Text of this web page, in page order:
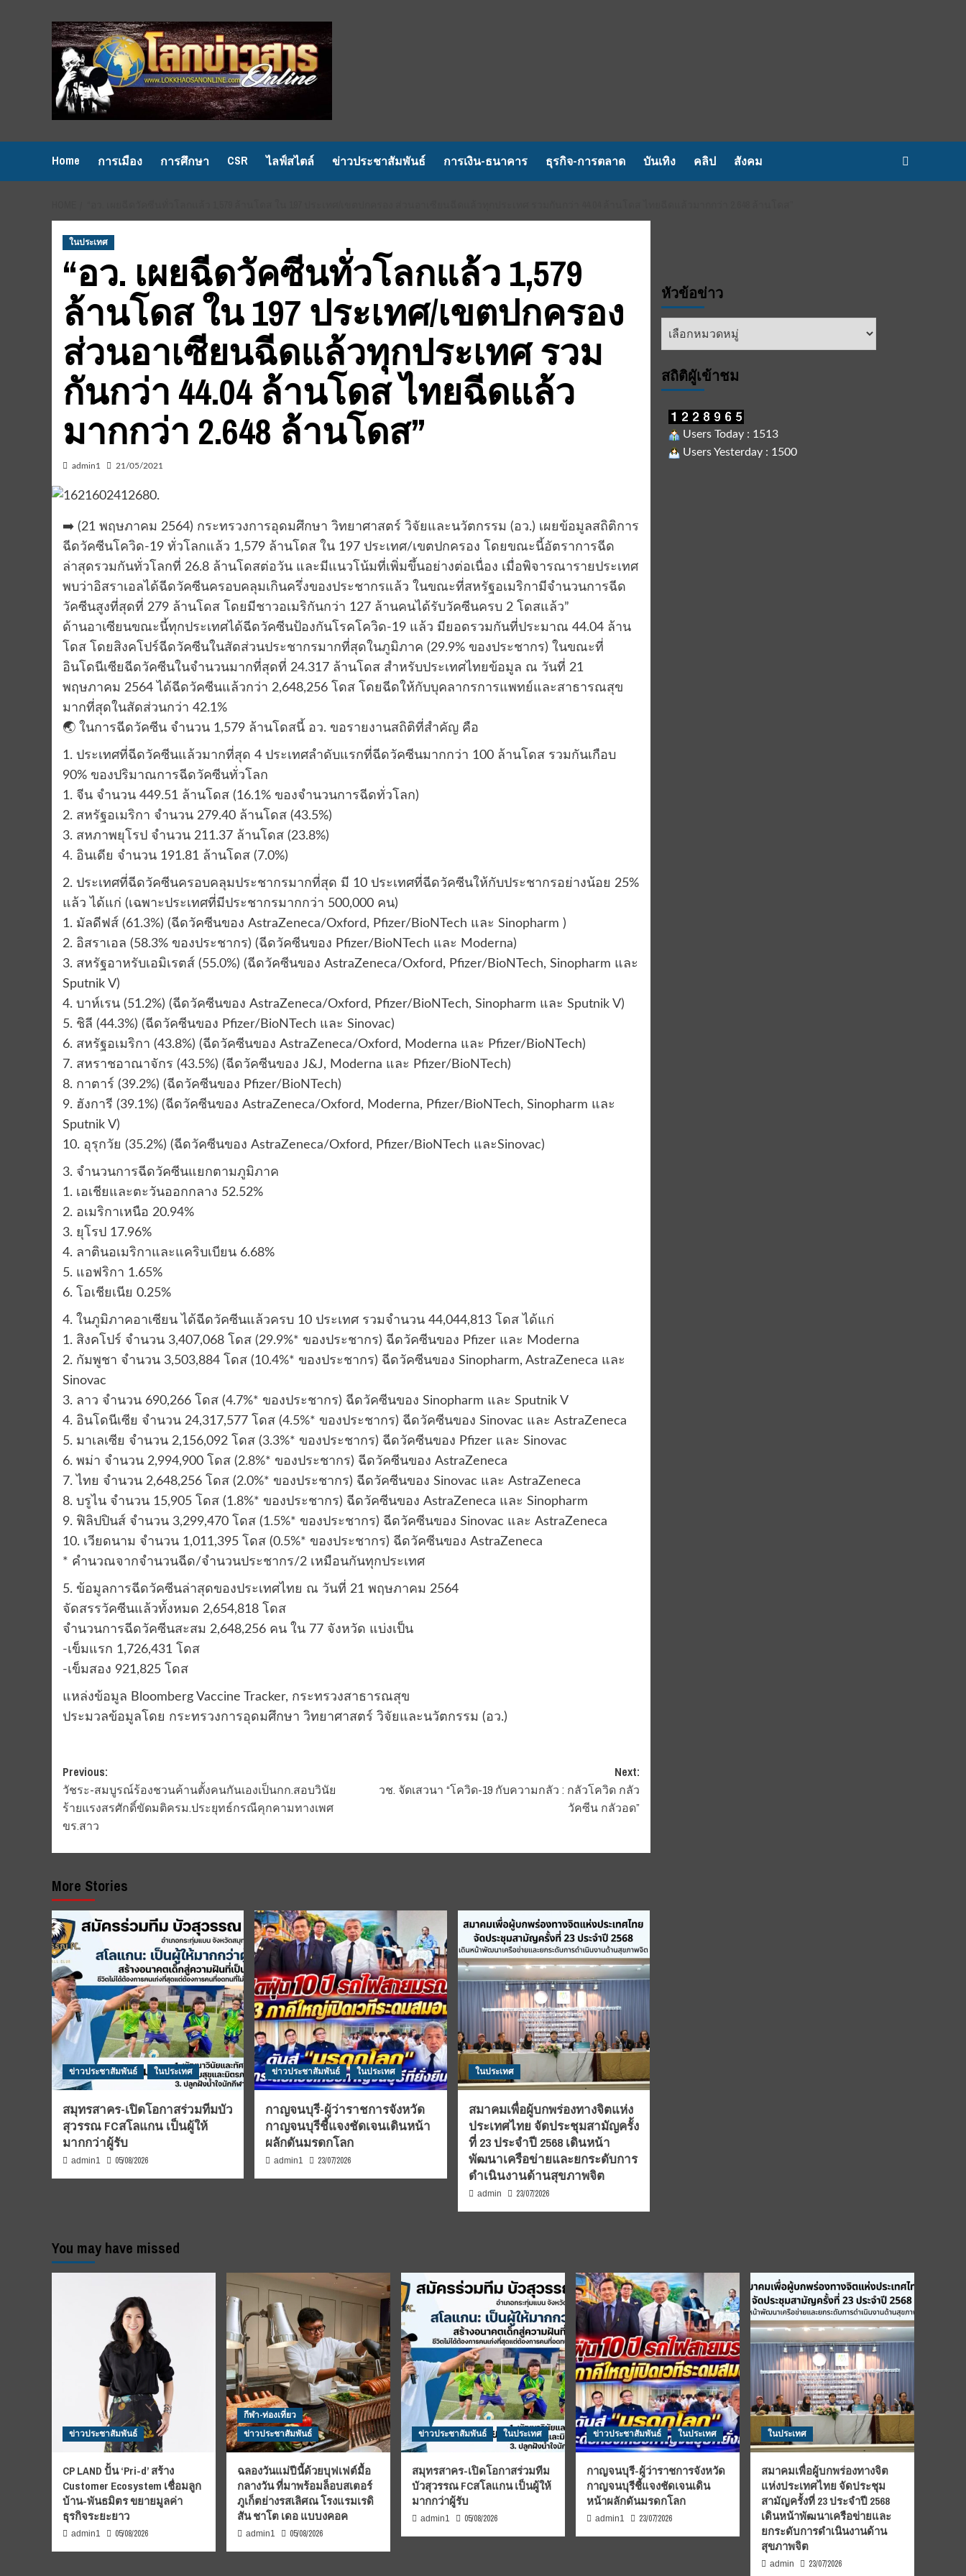
Home การเมือง การศึกษา CSR ไลฟ์สไตล์ ข่าวประชาสัมพันธ์ การเงิน-ธนาคาร ธุรกิจ-การตลาด บันเทิง คลิป สังคม
ในประเทศ
“อว. เผยฉีดวัคซีนทั่วโลกแล้ว 1,579
ล้านโดส ใน 197 ประเทศ/เขตปกครอง
ส่วนอาเซียนฉีดแล้วทุกประเทศ รวม
กันกว่า 44.04 ล้านโดส ไทยฉีดแล้ว
มากกว่า 2.648 ล้านโดส”
admin1 21/05/2021
➡️ (21 พฤษภาคม 2564) กระทรวงการอุดมศึกษา วิทยาศาสตร์ วิจัยและนวัตกรรม (อว.) เผยข้อมูลสถิติการ
ฉีดวัคซีนโควิด-19 ทั่วโลกแล้ว 1,579 ล้านโดส ใน 197 ประเทศ/เขตปกครอง โดยขณะนี้อัตราการฉีด
ล่าสุดรวมกันทั่วโลกที่ 26.8 ล้านโดสต่อวัน และมีแนวโน้มที่เพิ่มขึ้นอย่างต่อเนื่อง เมื่อพิจารณารายประเทศ
พบว่าอิสราเอลได้ฉีดวัคซีนครอบคลุมเกินครึ่งของประชากรแล้ว ในขณะที่สหรัฐอเมริกามีจำนวนการฉีด
วัคซีนสูงที่สุดที่ 279 ล้านโดส โดยมีชาวอเมริกันกว่า 127 ล้านคนได้รับวัคซีนครบ 2 โดสแล้ว”
ด้านอาเซียนขณะนี้ทุกประเทศได้ฉีดวัคซีนป้องกันโรคโควิด-19 แล้ว มียอดรวมกันที่ประมาณ 44.04 ล้าน
โดส โดยสิงคโปร์ฉีดวัคซีนในสัดส่วนประชากรมากที่สุดในภูมิภาค (29.9% ของประชากร) ในขณะที่
อินโดนีเซียฉีดวัคซีนในจำนวนมากที่สุดที่ 24.317 ล้านโดส สำหรับประเทศไทยข้อมูล ณ วันที่ 21
พฤษภาคม 2564 ได้ฉีดวัคซีนแล้วกว่า 2,648,256 โดส โดยฉีดให้กับบุคลากรการแพทย์และสาธารณสุข
มากที่สุดในสัดส่วนกว่า 42.1%
🌏 ในการฉีดวัคซีน จำนวน 1,579 ล้านโดสนี้ อว. ขอรายงานสถิติที่สำคัญ คือ
1. ประเทศที่ฉีดวัคซีนแล้วมากที่สุด 4 ประเทศลำดับแรกที่ฉีดวัคซีนมากกว่า 100 ล้านโดส รวมกันเกือบ
90% ของปริมาณการฉีดวัคซีนทั่วโลก
1. จีน จำนวน 449.51 ล้านโดส (16.1% ของจำนวนการฉีดทั่วโลก)
2. สหรัฐอเมริกา จำนวน 279.40 ล้านโดส (43.5%)
3. สหภาพยุโรป จำนวน 211.37 ล้านโดส (23.8%)
4. อินเดีย จำนวน 191.81 ล้านโดส (7.0%)
2. ประเทศที่ฉีดวัคซีนครอบคลุมประชากรมากที่สุด มี 10 ประเทศที่ฉีดวัคซีนให้กับประชากรอย่างน้อย 25%
แล้ว ได้แก่ (เฉพาะประเทศที่มีประชากรมากกว่า 500,000 คน)
1. มัลดีฟส์ (61.3%) (ฉีดวัคซีนของ AstraZeneca/Oxford, Pfizer/BioNTech และ Sinopharm )
2. อิสราเอล (58.3% ของประชากร) (ฉีดวัคซีนของ Pfizer/BioNTech และ Moderna)
3. สหรัฐอาหรับเอมิเรตส์ (55.0%) (ฉีดวัคซีนของ AstraZeneca/Oxford, Pfizer/BioNTech, Sinopharm และ
Sputnik V)
4. บาห์เรน (51.2%) (ฉีดวัคซีนของ AstraZeneca/Oxford, Pfizer/BioNTech, Sinopharm และ Sputnik V)
5. ชิลี (44.3%) (ฉีดวัคซีนของ Pfizer/BioNTech และ Sinovac)
6. สหรัฐอเมริกา (43.8%) (ฉีดวัคซีนของ AstraZeneca/Oxford, Moderna และ Pfizer/BioNTech)
7. สหราชอาณาจักร (43.5%) (ฉีดวัคซีนของ J&J, Moderna และ Pfizer/BioNTech)
8. กาตาร์ (39.2%) (ฉีดวัคซีนของ Pfizer/BioNTech)
9. ฮังการี (39.1%) (ฉีดวัคซีนของ AstraZeneca/Oxford, Moderna, Pfizer/BioNTech, Sinopharm และ
Sputnik V)
10. อุรุกวัย (35.2%) (ฉีดวัคซีนของ AstraZeneca/Oxford, Pfizer/BioNTech และSinovac)
3. จำนวนการฉีดวัคซีนแยกตามภูมิภาค
1. เอเชียและตะวันออกกลาง 52.52%
2. อเมริกาเหนือ 20.94%
3. ยุโรป 17.96%
4. ลาตินอเมริกาและแคริบเบียน 6.68%
5. แอฟริกา 1.65%
6. โอเชียเนีย 0.25%
4. ในภูมิภาคอาเซียน ได้ฉีดวัคซีนแล้วครบ 10 ประเทศ รวมจำนวน 44,044,813 โดส ได้แก่
1. สิงคโปร์ จำนวน 3,407,068 โดส (29.9%* ของประชากร) ฉีดวัคซีนของ Pfizer และ Moderna
2. กัมพูชา จำนวน 3,503,884 โดส (10.4%* ของประชากร) ฉีดวัคซีนของ Sinopharm, AstraZeneca และ
Sinovac
3. ลาว จำนวน 690,266 โดส (4.7%* ของประชากร) ฉีดวัคซีนของ Sinopharm และ Sputnik V
4. อินโดนีเซีย จำนวน 24,317,577 โดส (4.5%* ของประชากร) ฉีดวัคซีนของ Sinovac และ AstraZeneca
5. มาเลเซีย จำนวน 2,156,092 โดส (3.3%* ของประชากร) ฉีดวัคซีนของ Pfizer และ Sinovac
6. พม่า จำนวน 2,994,900 โดส (2.8%* ของประชากร) ฉีดวัคซีนของ AstraZeneca
7. ไทย จำนวน 2,648,256 โดส (2.0%* ของประชากร) ฉีดวัคซีนของ Sinovac และ AstraZeneca
8. บรูไน จำนวน 15,905 โดส (1.8%* ของประชากร) ฉีดวัคซีนของ AstraZeneca และ Sinopharm
9. ฟิลิปปินส์ จำนวน 3,299,470 โดส (1.5%* ของประชากร) ฉีดวัคซีนของ Sinovac และ AstraZeneca
10. เวียดนาม จำนวน 1,011,395 โดส (0.5%* ของประชากร) ฉีดวัคซีนของ AstraZeneca
* คำนวณจากจำนวนฉีด/จำนวนประชากร/2 เหมือนกันทุกประเทศ
5. ข้อมูลการฉีดวัคซีนล่าสุดของประเทศไทย ณ วันที่ 21 พฤษภาคม 2564
จัดสรรวัคซีนแล้วทั้งหมด 2,654,818 โดส
จำนวนการฉีดวัคซีนสะสม 2,648,256 คน ใน 77 จังหวัด แบ่งเป็น
-เข็มแรก 1,726,431 โดส
-เข็มสอง 921,825 โดส
แหล่งข้อมูล Bloomberg Vaccine Tracker, กระทรวงสาธารณสุข
ประมวลข้อมูลโดย กระทรวงการอุดมศึกษา วิทยาศาสตร์ วิจัยและนวัตกรรม (อว.)
Post
navigation
Previous:
วัชระ-สมบูรณ์ร้องชวนค้านตั้งคนกันเองเป็นกก.สอบวินัย
ร้ายแรงสรศักดิ์ขัดมติครม.ประยุทธ์กรณีคุกคามทางเพศ
ขร.สาว
Next:
วช. จัดเสวนา “โควิด-19 กับความกลัว : กลัวโควิด กลัว
วัคซีน กลัวอด”
More Stories
ข่าวประชาสัมพันธ์ ในประเทศ
สมุทรสาคร-เปิดโอกาสร่วมทีมบัว
สุวรรณ FCสโลแกน เป็นผู้ให้
มากกว่าผู้รับ
admin1 05/08/2026
ข่าวประชาสัมพันธ์ ในประเทศ
กาญจนบุรี-ผู้ว่าราชการจังหวัด
กาญจนบุรีชี้แจงชัดเจนเดินหน้า
ผลักดันมรดกโลก
admin1 23/07/2026
ในประเทศ
สมาคมเพื่อผู้บกพร่องทางจิตแห่ง
ประเทศไทย จัดประชุมสามัญครั้ง
ที่ 23 ประจำปี 2568 เดินหน้า
พัฒนาเครือข่ายและยกระดับการ
ดำเนินงานด้านสุขภาพจิต
admin 23/07/2026
หัวข้อข่าว
หัวข้อ
สถิติผูัเข้าชม
Users Today : 1513
Users Yesterday : 1500
You may have missed
ข่าวประชาสัมพันธ์
CP LAND ปั้น ‘Pri-d’ สร้าง
Customer Ecosystem เชื่อมลูก
บ้าน-พันธมิตร ขยายมูลค่า
ธุรกิจระยะยาว
admin1 05/08/2026
กีฬา-ท่องเที่ยว
ข่าวประชาสัมพันธ์
ฉลองวันแม่ปีนี้ด้วยบุฟเฟต์มื้อ
กลางวัน ที่มาพร้อมล็อบสเตอร์
ภูเก็ตย่างรสเลิศณ โรงแรมเรดิ
สัน ชาโต เดอ แบบงคอค
admin1 05/08/2026
ข่าวประชาสัมพันธ์ ในประเทศ
สมุทรสาคร-เปิดโอกาสร่วมทีม
บัวสุวรรณ FCสโลแกน เป็นผู้ให้
มากกว่าผู้รับ
admin1 05/08/2026
ข่าวประชาสัมพันธ์ ในประเทศ
กาญจนบุรี-ผู้ว่าราชการจังหวัด
กาญจนบุรีชี้แจงชัดเจนเดิน
หน้าผลักดันมรดกโลก
admin1 23/07/2026
ในประเทศ
สมาคมเพื่อผู้บกพร่องทางจิต
แห่งประเทศไทย จัดประชุม
สามัญครั้งที่ 23 ประจำปี 2568
เดินหน้าพัฒนาเครือข่ายและ
ยกระดับการดำเนินงานด้าน
สุขภาพจิต
admin 23/07/2026